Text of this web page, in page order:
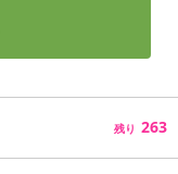
残り 263